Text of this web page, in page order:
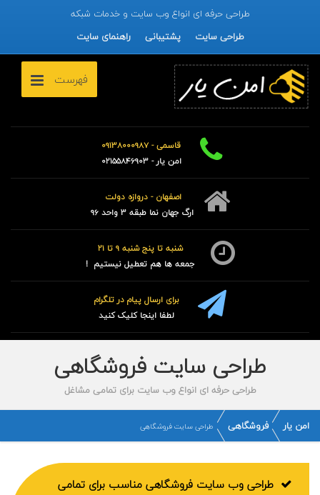
طراحی حرفه ای انواع وب سایت و خدمات شبکه
طراحی سایت
پشتیبانی راهنمای سایت
فهرست
قاسمی - 09138000987
امن یار - 02155846903
اصفهان - دروازه دولت
ارگ جهان نما طبقه 3 واحد 96
شنبه تا پنج شنبه 9 تا 21
جمعه ها هم تعطیل نیستیم !
برای ارسال پیام در تلگرام
لطفا اینجا کلیک کنید
طراحی سایت فروشگاهی
طراحی حرفه ای انواع وب سایت برای تمامی مشاغل
امن یار فروشگاهی طراحی سایت فروشگاهی
طراحی وب سایت فروشگاهی مناسب برای تمامی